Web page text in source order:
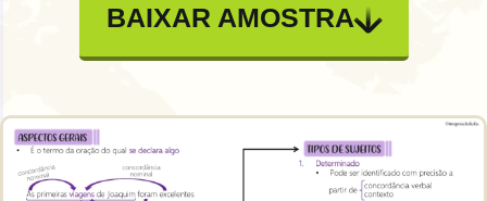
BAIXAR AMOSTRA